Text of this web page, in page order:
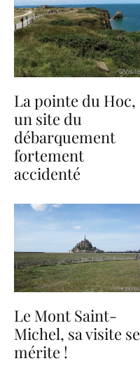
La pointe du Hoc,
un site du
débarquement
fortement
accidenté
Le Mont Saint-
Michel, sa visite se
mérite !